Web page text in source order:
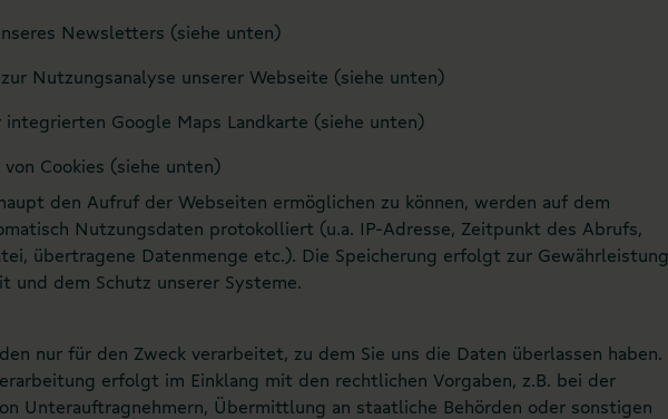
Newsletters (siehe unten)
Nutzungsanalyse unserer Webseite (siehe unten)
Google Maps Landkarte (siehe unten)
Cookies (siehe unten)
den Aufruf der Webseiten ermöglichen zu können, werden auf dem
Nutzungsdaten protokolliert (u.a. IP-Adresse, Zeitpunkt des Abrufs,
übertragene Datenmenge etc.). Die Speicherung erfolgt zur Gewährleistung
und dem Schutz unserer Systeme.
nur für den Zweck verarbeitet, zu dem Sie uns die Daten überlassen haben.
erfolgt im Einklang mit den rechtlichen Vorgaben, z.B. bei der
Unterauftragnehmern, Übermittlung an staatliche Behörden oder sonstigen